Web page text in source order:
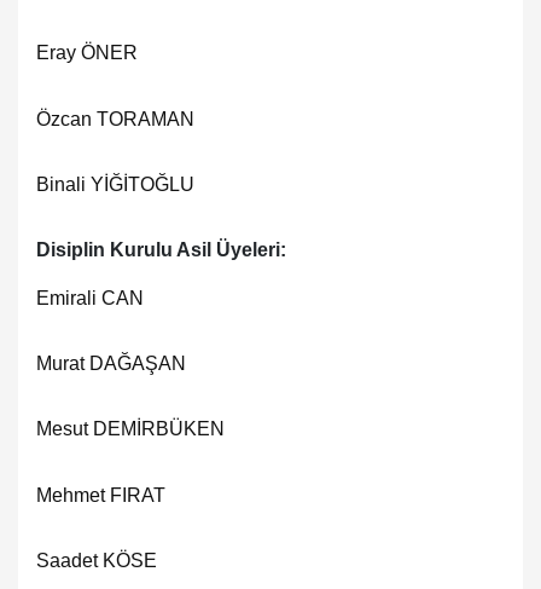
Eray ÖNER
Özcan TORAMAN
Binali YİĞİTOĞLU
Disiplin Kurulu Asil Üyeleri:
Emirali CAN
Murat DAĞAŞAN
Mesut DEMİRBÜKEN
Mehmet FIRAT
Saadet KÖSE